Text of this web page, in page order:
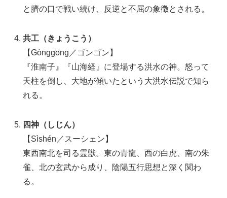
と臍の口で戦い続け、反逆と不屈の象徴とされる。
共工（きょうこう）
【Gònggōng／ゴンゴン】
『淮南子』『山海経』に登場する洪水の神。怒って
天柱を倒し、大地が傾いたという大洪水伝説で知ら
れる。
四神（しじん）
【Sìshén／スーシェン】
東西南北を司る霊獣。東の青龍、西の白虎、南の朱
雀、北の玄武から成り、陰陽五行思想と深く関わ
る。